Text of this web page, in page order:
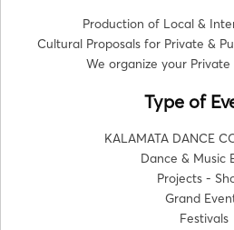
Production of Local &
Cultural Proposals for Private &
We organize your
Type of
KALAMATA DANCE
Dance & Music
Projects -
Grand
Festivals